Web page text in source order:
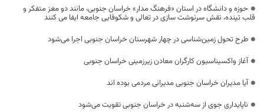
حوزه و دانشگاه در استان «فرهنگ مدار» خراسان جنوبی، مانند دو مغز متفکر و
قلب تپنده، نقش سرنوشت سازی در تعالی و شکوفایی جامعه ایفا می کنند
طرح تحول زمین‌شناسی در چهار شهرستان خراسان جنوبی اجرا می‌شود
آغاز واکسیناسیون کارگران معادن زیرزمینی خراسان جنوبی
آیا مدیران خراسان جنوبی مدیرانی مردمی بوده اند
ناپایداری‌ جوی از سه‌شنبه در خراسان جنوبی تقویت می‌شود